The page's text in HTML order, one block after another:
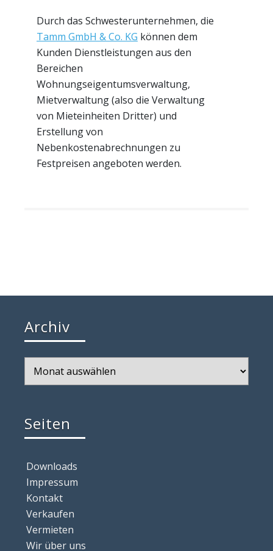
Durch das Schwesterunternehmen, die
Tamm GmbH & Co. KG können dem
Kunden Dienstleistungen aus den
Bereichen
Wohnungseigentumsverwaltung,
Mietverwaltung (also die Verwaltung
von Mieteinheiten Dritter) und
Erstellung von
Nebenkostenabrechnungen zu
Festpreisen angeboten werden.
Archiv
Seiten
Downloads
Impressum
Kontakt
Verkaufen
Vermieten
Wir über uns